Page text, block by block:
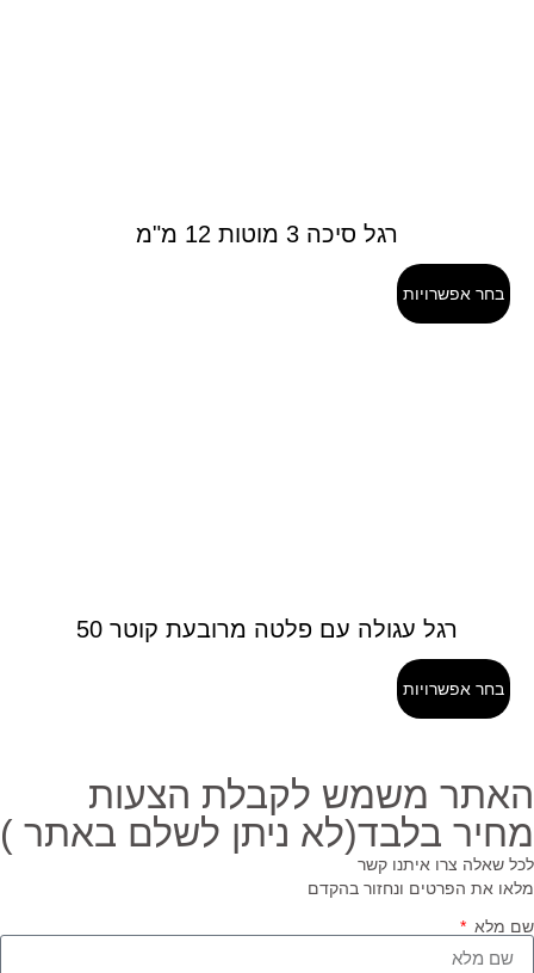
רגל סיכה 3 מוטות 12 מ"מ
בחר אפשרויות
רגל עגולה עם פלטה מרובעת קוטר 50
בחר אפשרויות
משמש לקבלת הצעות
בלבד(לא ניתן לשלם באתר )
שאלה צרו איתנו קשר
את הפרטים ונחזור בהקדם
מלא